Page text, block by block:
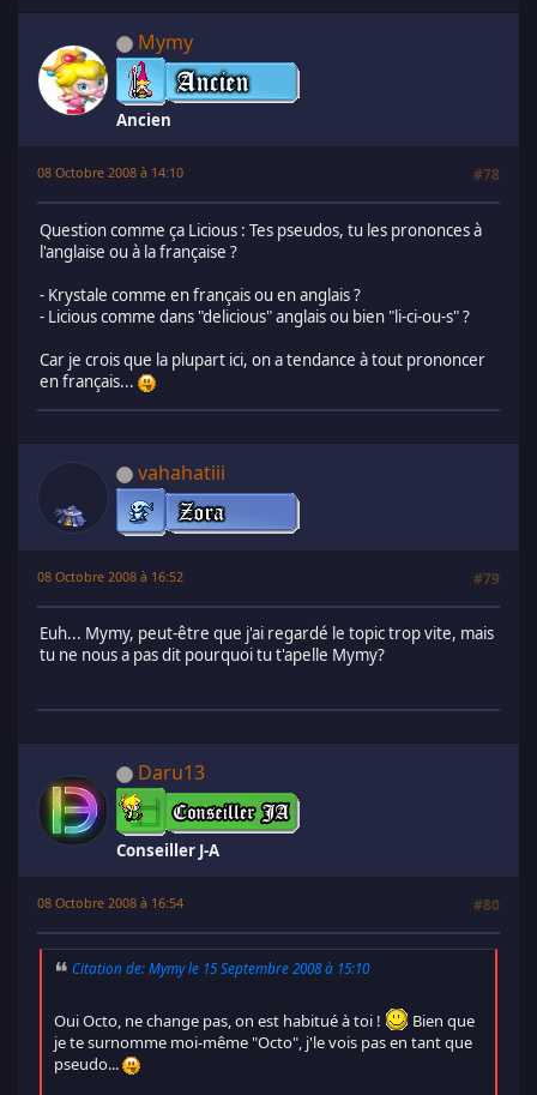
Mymy
Ancien
08 Octobre 2008 à 14:10 #78
Question comme ça Licious : Tes pseudos, tu les prononces à
l'anglaise ou à la française ?
- Krystale comme en français ou en anglais ?
- Licious comme dans "delicious" anglais ou bien "li-ci-ou-s" ?
Car je crois que la plupart ici, on a tendance à tout prononcer
en français...
vahahatiii
08 Octobre 2008 à 16:52 #79
Euh... Mymy, peut-être que j'ai regardé le topic trop vite, mais
tu ne nous a pas dit pourquoi tu t'apelle Mymy?
Daru13
Conseiller J-A
08 Octobre 2008 à 16:54 #80
Citation de: Mymy le 15 Septembre 2008 à 15:10
Oui Octo, ne change pas, on est habitué à toi !
Bien que
je te surnomme moi-même "Octo", j'le vois pas en tant que
pseudo...